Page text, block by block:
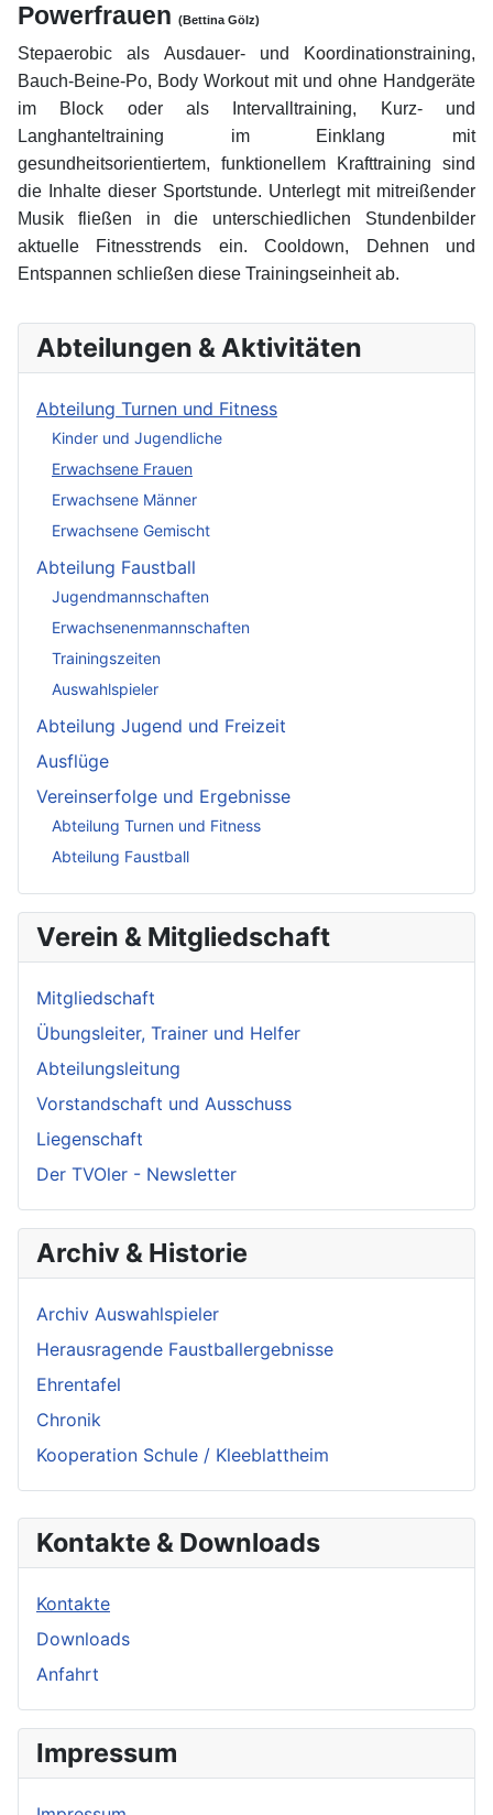
Abteilungen & Aktivitäten
Abteilung Turnen und Fitness
Kinder und Jugendliche
Erwachsene Frauen
Erwachsene Männer
Erwachsene Gemischt
Abteilung Faustball
Jugendmannschaften
Erwachsenenmannschaften
Trainingszeiten
Auswahlspieler
Abteilung Jugend und Freizeit
Ausflüge
Vereinserfolge und Ergebnisse
Abteilung Turnen und Fitness
Abteilung Faustball
Verein & Mitgliedschaft
Mitgliedschaft
Übungsleiter, Trainer und Helfer
Abteilungsleitung
Vorstandschaft und Ausschuss
Liegenschaft
Der TVOler - Newsletter
Archiv & Historie
Archiv Auswahlspieler
Herausragende Faustballergebnisse
Ehrentafel
Chronik
Kooperation Schule / Kleeblattheim
Powerfrauen (Bettina Gölz)
Stepaerobic als Ausdauer- und Koordinationstraining,
Bauch-Beine-Po, Body Workout mit und ohne Handgeräte
im Block oder als Intervalltraining, Kurz- und
Langhanteltraining im Einklang mit
gesundheitsorientiertem, funktionellem Krafttraining sind
die Inhalte dieser Sportstunde. Unterlegt mit mitreißender
Musik fließen in die unterschiedlichen Stundenbilder
aktuelle Fitnesstrends ein. Cooldown, Dehnen und
Entspannen schließen diese Trainingseinheit ab.
Kontakte & Downloads
Kontakte
Downloads
Anfahrt
Impressum